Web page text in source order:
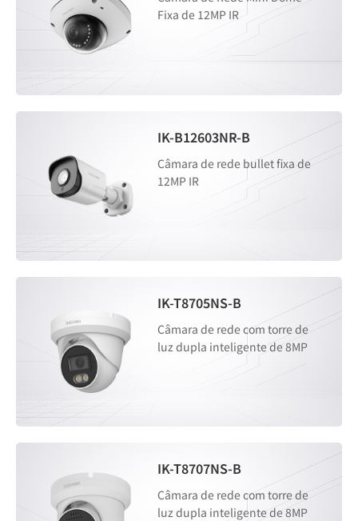
Fixa de 12MP IR
IK-B12603NR-B
Câmara de rede bullet fixa de
12MP IR
IK-T8705NS-B
Câmara de rede com torre de
luz dupla inteligente de 8MP
IK-T8707NS-B
Câmara de rede com torre de
luz dupla inteligente de 8MP